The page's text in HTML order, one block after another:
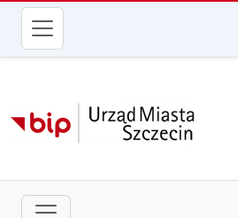
przejdź do głównego menu